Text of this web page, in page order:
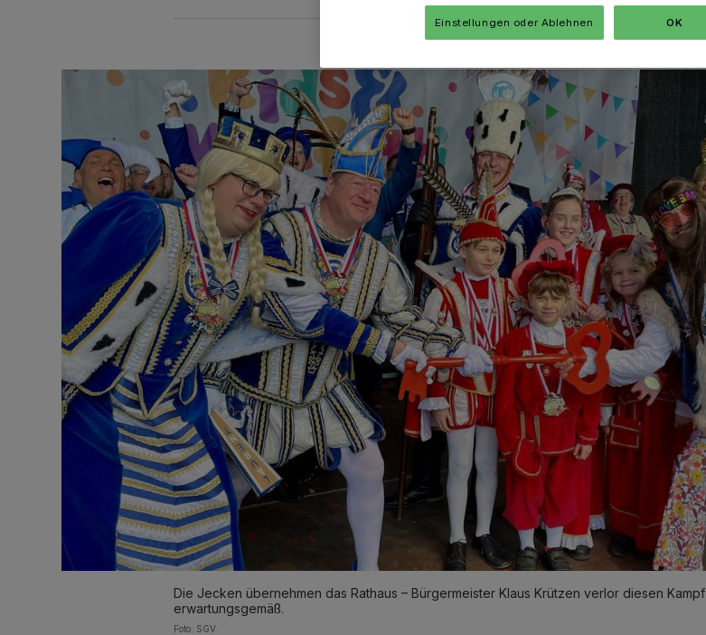
Die Jecken übernehmen das Rathaus – Bürgermeister Klaus Krützen verlor diesen Kampf
erwartungsgemäß.
Foto: SGV.
Einstellungen oder Ablehnen OK